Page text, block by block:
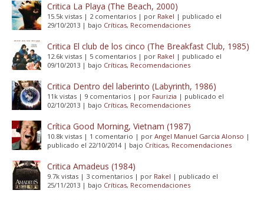
Critica La Playa (The Beach, 2000)
15.5k vistas | 2 comentarios | por Rakel | publicado el
29/10/2013 | bajo Críticas, Recomendaciones
Critica El club de los cinco (The Breakfast Club, 1985)
12.6k vistas | 5 comentarios | por Rakel | publicado el
09/10/2013 | bajo Críticas, Recomendaciones
Critica Dentro del laberinto (Labyrinth, 1986)
11k vistas | 9 comentarios | por Faurizia | publicado el
02/10/2013 | bajo Críticas, Recomendaciones
Crítica Good Morning, Vietnam (1987)
10.8k vistas | 1 comentario | por Angel Manuel Garcia Alonso |
publicado el 22/10/2014| bajo Críticas, Recomendaciones
Critica Amadeus (1984)
9.7k vistas | 3 comentarios | por Rakel | publicado el
25/11/2013 | bajo Críticas, Recomendaciones